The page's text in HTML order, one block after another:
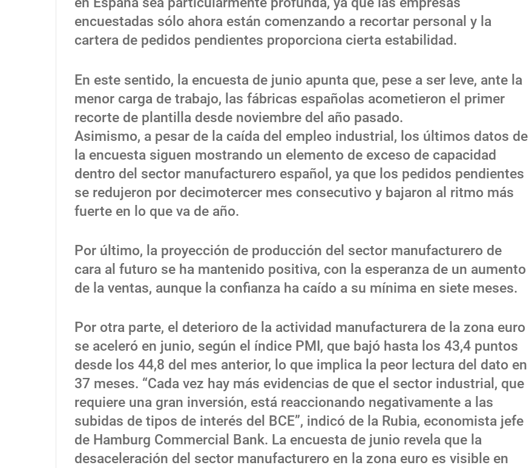
encuestadas sólo ahora están comenzando a recortar personal y la
cartera de pedidos pendientes proporciona cierta estabilidad.
En este sentido, la encuesta de junio apunta que, pese a ser leve, ante la
menor carga de trabajo, las fábricas españolas acometieron el primer
recorte de plantilla desde noviembre del año pasado.
Asimismo, a pesar de la caída del empleo industrial, los últimos datos de
la encuesta siguen mostrando un elemento de exceso de capacidad
dentro del sector manufacturero español, ya que los pedidos pendientes
se redujeron por decimotercer mes consecutivo y bajaron al ritmo más
fuerte en lo que va de año.
Por último, la proyección de producción del sector manufacturero de
cara al futuro se ha mantenido positiva, con la esperanza de un aumento
de la ventas, aunque la confianza ha caído a su mínima en siete meses.
Por otra parte, el deterioro de la actividad manufacturera de la zona euro
se aceleró en junio, según el índice PMI, que bajó hasta los 43,4 puntos
desde los 44,8 del mes anterior, lo que implica la peor lectura del dato en
37 meses. “Cada vez hay más evidencias de que el sector industrial, que
requiere una gran inversión, está reaccionando negativamente a las
subidas de tipos de interés del BCE”, indicó de la Rubia, economista jefe
de Hamburg Commercial Bank. La encuesta de junio revela que la
desaceleración del sector manufacturero en la zona euro es visible en